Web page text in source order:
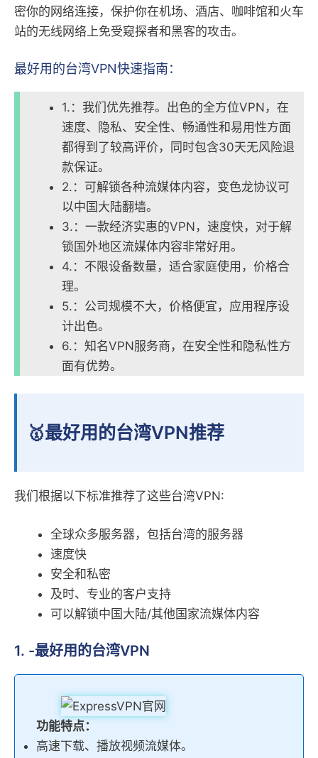
密你的网络连接，保护你在机场、酒店、咖啡馆和火车
站的无线网络上免受窥探者和黑客的攻击。
最好用的台湾VPN快速指南：
1.：我们优先推荐。出色的全方位VPN，在
速度、隐私、安全性、畅通性和易用性方面
都得到了较高评价，同时包含30天无风险退
款保证。
2.：可解锁各种流媒体内容，变色龙协议可
以中国大陆翻墙。
3.：一款经济实惠的VPN，速度快，对于解
锁国外地区流媒体内容非常好用。
4.：不限设备数量，适合家庭使用，价格合
理。
5.：公司规模不大，价格便宜，应用程序设
计出色。
6.：知名VPN服务商，在安全性和隐私性方
面有优势。
🥇最好用的台湾VPN推荐
我们根据以下标准推荐了这些台湾VPN:
全球众多服务器，包括台湾的服务器
速度快
安全和私密
及时、专业的客户支持
可以解锁中国大陆/其他国家流媒体内容
1. -最好用的台湾VPN
功能特点：
高速下载、播放视频流媒体。